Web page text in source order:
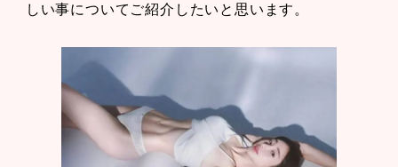
しい事についてご紹介したいと思います。